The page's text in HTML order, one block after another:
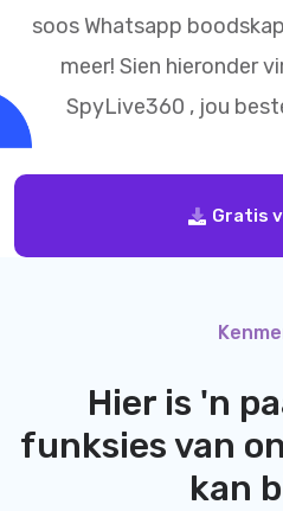
soos Whatsapp
meer! Sien hieronder
SpyLive360 , jou
Gratis
Hier is 'n
funksies van
kan